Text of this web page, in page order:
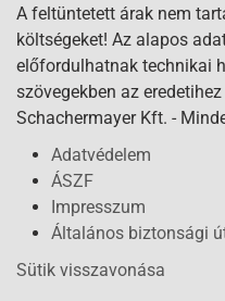
A feltüntetett árak nem
költségeket! Az alapos
előfordulhatnak technikai
szövegekben az
Schachermayer Kft. -
Adatvédelem
ÁSZF
Impresszum
Általános biztonsági
Sütik visszavonása